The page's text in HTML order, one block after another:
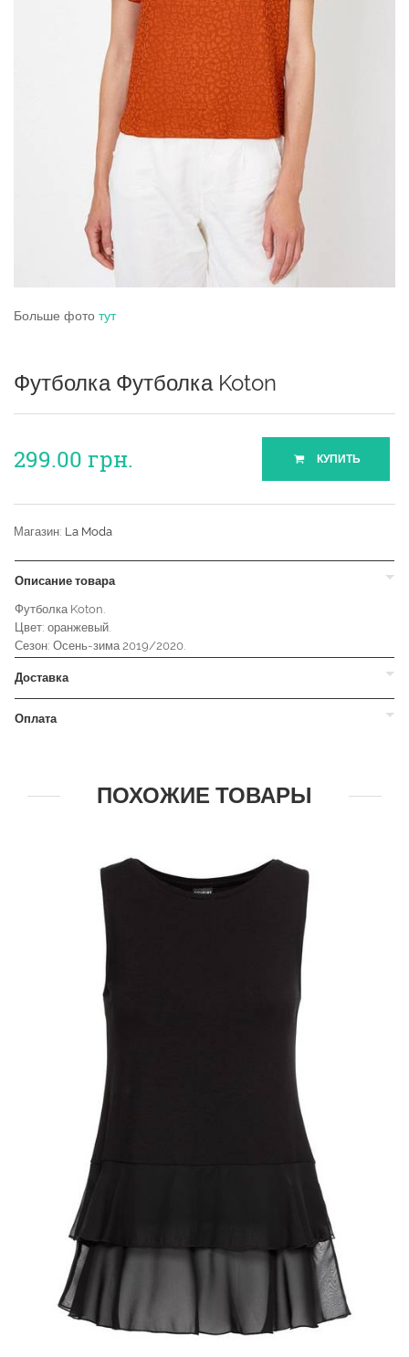
Больше фото тут
Футболка Футболка Koton
299.00 грн. КУПИТЬ
Магазин: La Moda
Описание товара
Футболка Koton.
Цвет: оранжевый.
Сезон: Осень-зима 2019/2020.
Доставка
Оплата
ПОХОЖИЕ ТОВАРЫ